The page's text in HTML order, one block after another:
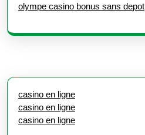
olympe casino bonus sans depot
casino en ligne
casino en ligne
casino en ligne